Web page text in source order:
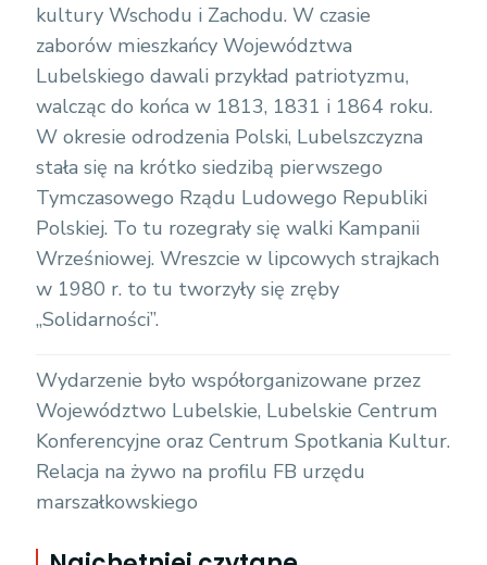
kultury Wschodu i Zachodu. W czasie
zaborów mieszkańcy Województwa
Lubelskiego dawali przykład patriotyzmu,
walcząc do końca w 1813, 1831 i 1864 roku.
W okresie odrodzenia Polski, Lubelszczyzna
stała się na krótko siedzibą pierwszego
Tymczasowego Rządu Ludowego Republiki
Polskiej. To tu rozegrały się walki Kampanii
Wrześniowej. Wreszcie w lipcowych strajkach
w 1980 r. to tu tworzyły się zręby
„Solidarności”.
Wydarzenie było współorganizowane przez
Województwo Lubelskie, Lubelskie Centrum
Konferencyjne oraz Centrum Spotkania Kultur.
Relacja na żywo na profilu FB urzędu
marszałkowskiego